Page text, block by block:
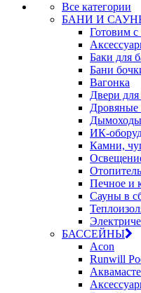
Все категории
БАНИ И
Готовим с
Баки для
Бани
Вагонка
Двери
Дровяные
Дымоходы
ИК-
Камни,
Печное и
Сауны в
БАССЕЙНЫ
Acon
Runwill